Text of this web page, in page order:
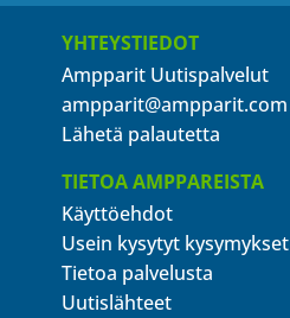
YHTEYSTIEDOT
Ampparit Uutispalvelut
ampparit@ampparit.com
Lähetä palautetta
TIETOA AMPPAREISTA
Käyttöehdot
Usein kysytyt kysymykset
Tietoa palvelusta
Uutislähteet